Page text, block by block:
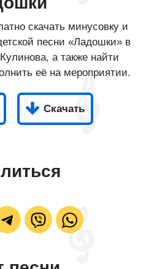
скачать минусовку и
песни «Ладошки» в
а также найти
её на мероприятии.
Скачать